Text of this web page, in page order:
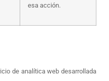
esa acción.
de analítica web desarrollada